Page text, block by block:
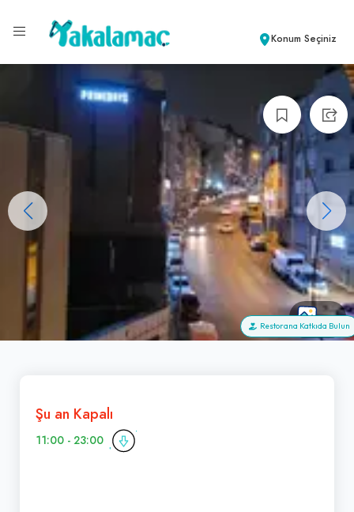
Konum Seçiniz
+4
Restorana Katkıda Bulun
Şu an Kapalı
11:00 - 23:00